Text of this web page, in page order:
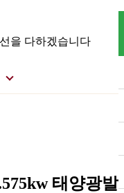
을 다하겠습니다
태양광발